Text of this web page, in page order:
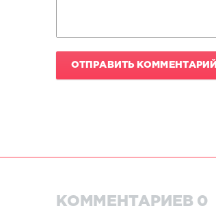
ОТПРАВИТЬ КОММЕНТАРИЙ
КОММЕНТАРИЕВ 0